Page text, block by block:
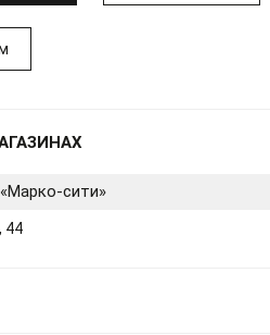
сити»
44